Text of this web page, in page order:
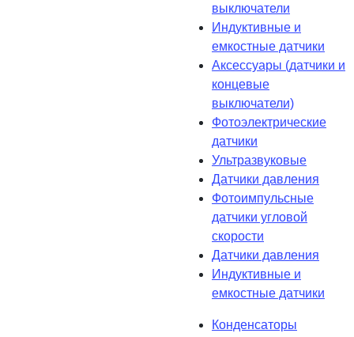
выключатели
Индуктивные и
емкостные датчики
Аксессуары (датчики и
концевые
выключатели)
Фотоэлектрические
датчики
Ультразвуковые
Датчики давления
Фотоимпульсные
датчики угловой
скорости
Датчики давления
Индуктивные и
емкостные датчики
Конденсаторы